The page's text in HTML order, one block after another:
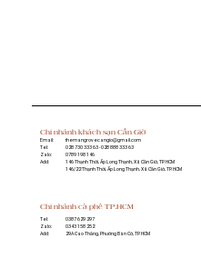
Chi nhánh khách sạn Cần Giờ
Email:
Tel:
Zalo:
Add:
themangrovecangio@gmail.com
028 730 333 63 - 028 888 333 63
0789 198 146
146 Thạnh Thới, Ấp Long Thạnh, Xã Cần Giờ, TP. HCM
146/22 Thạnh Thới, Ấp Long Thạnh, Xã Cần Giờ, TP. HCM
Chi nhánh cà phê TP.HCM
Tel:
Zalo:
Add:
0387 629 297
0343 158 252
29A Cao Thắng, Phường Bàn Cờ, TP. HCM